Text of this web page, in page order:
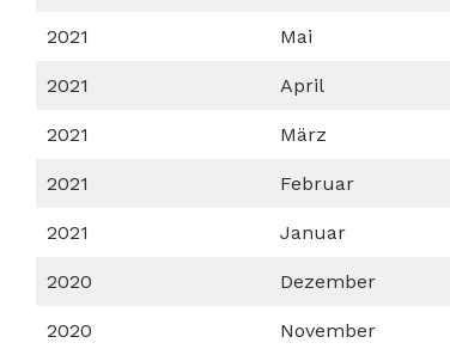
2021 Mai
2021 April
2021 März
2021 Februar
2021 Januar
2020 Dezember
2020 November